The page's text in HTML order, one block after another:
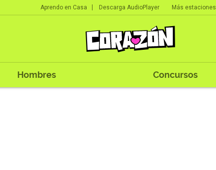
Aprendo en Casa Descarga AudioPlayer Más estaciones
Hombres Concursos